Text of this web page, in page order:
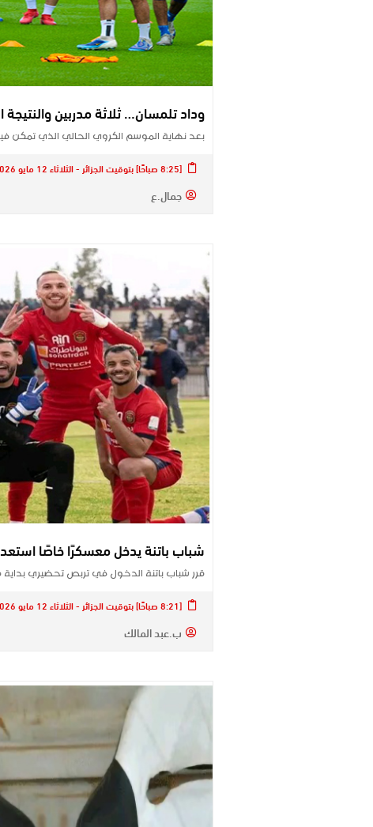
وداد تلمسان… ثلاثة مدربين والنتيجة
بعد نهاية الموسم الكروي الحالي الذي تمكن
[8:25 صباحًا] بتوقيت الجزائر - الثلاثاء 12 مايو 2026
جمال.ع
شباب باتنة يدخل معسكرًا خاصًا
قرر شباب باتنة الدخول في تربص تحضيري بداية
[8:21 صباحًا] بتوقيت الجزائر - الثلاثاء 12 مايو 2026
ب.عبد المالك